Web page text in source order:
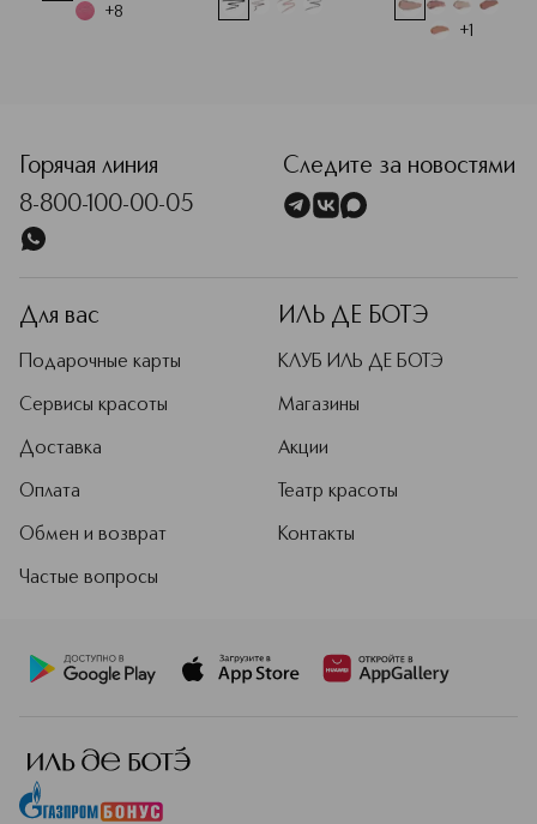
+8
+1
Горячая линия
8-800-100-00-05
Следите за новостями
Для вас
Подарочные карты
Сервисы красоты
Доставка
Оплата
Обмен и возврат
Частые вопросы
ИЛЬ ДЕ БОТЭ
КЛУБ ИЛЬ ДЕ БОТЭ
Магазины
Акции
Театр красоты
Контакты